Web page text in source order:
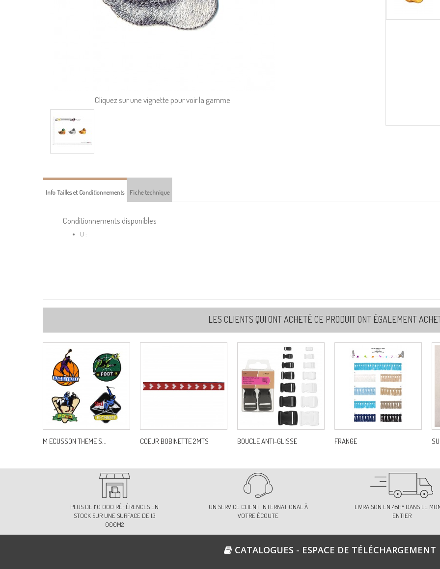
Cliquez sur une vignette pour voir la gamme
Info Tailles et Conditionnements Fiche technique
Conditionnements disponibles
U :
LES CLIENTS QUI ONT ACHETÉ CE PRODUIT ONT ÉGALEMENT
M ECUSSON THEME S... COEUR BOBINETTE 2MTS BOUCLE ANTI-GLISSE FRANGE
PLUS DE 110 000 RÉFÉRENCES EN
STOCK SUR UNE SURFACE DE 13
000M2
UN SERVICE CLIENT INTERNATIONAL À
VOTRE ÉCOUTE
LIVRAISON EN 48H* DANS LE
ENTIER
CATALOGUES - ESPACE DE TÉLÉCHARGEMENT